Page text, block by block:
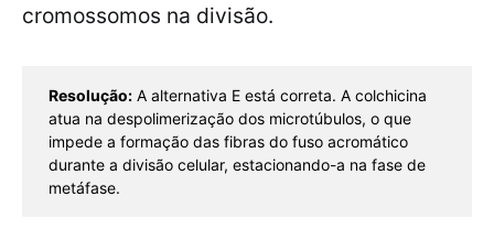
cromossomos na divisão.
Resolução: A alternativa E está correta. A colchicina
atua na despolimerização dos microtúbulos, o que
impede a formação das fibras do fuso acromático
durante a divisão celular, estacionando-a na fase de
metáfase.